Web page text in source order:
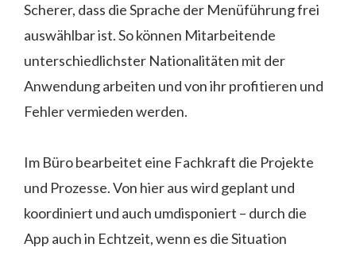
Scherer, dass die Sprache der Menüführung frei
auswählbar ist. So können Mitarbeitende
unterschiedlichster Nationalitäten mit der
Anwendung arbeiten und von ihr profitieren und
Fehler vermieden werden.
Im Büro bearbeitet eine Fachkraft die Projekte
und Prozesse. Von hier aus wird geplant und
koordiniert und auch umdisponiert – durch die
App auch in Echtzeit, wenn es die Situation